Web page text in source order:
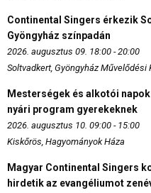
Continental Singers érkezik
Gyöngyház színpadán
2026. augusztus 09. 18:00 - 20:00
Soltvadkert, Gyöngyház Művelődési
Mesterségek és alkotói
nyári program gyerekeknek
2026. augusztus 10. 09:00 - 15:00
Kiskőrös, Hagyományok Háza
Magyar Continental Singers
hirdetik az evangéliumot